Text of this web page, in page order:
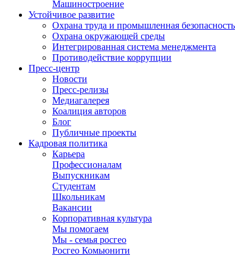
Машиностроение
Устойчивое развитие
Охрана труда и промышленная безопасность
Охрана окружающей среды
Интегрированная система менеджмента
Противодействие коррупции
Пресс-центр
Новости
Пресс-релизы
Медиагалерея
Коалиция авторов
Блог
Публичные проекты
Кадровая политика
Карьера
Профессионалам
Выпускникам
Студентам
Школьникам
Вакансии
Корпоративная культура
Мы помогаем
Мы - семья росгео
Росгео Комьюнити